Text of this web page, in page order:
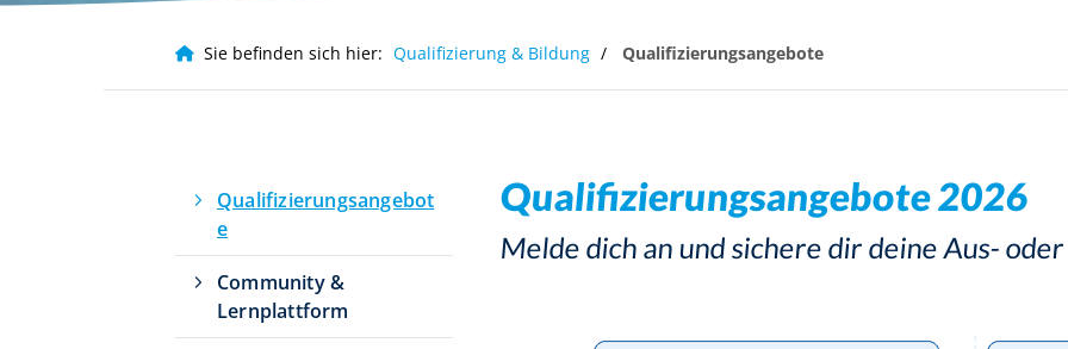
Infos für Eltern Infos für Vereine Qualifizierung
Sie befinden sich hier: Qualifizierung & Bildung Qualifizierungsangebote
Qualifizierungsangebote 2026
Melde dich an und sichere dir deine Aus-
Qualifizierungsangebot
e
Community &
Lernplattform